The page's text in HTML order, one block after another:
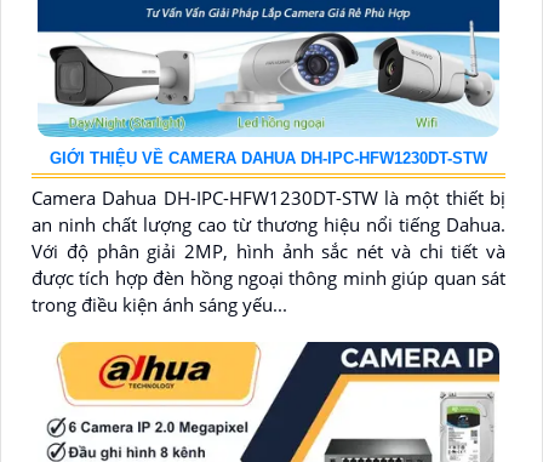
GIỚI THIỆU VỀ CAMERA DAHUA DH-IPC-HFW1230DT-STW
Camera Dahua DH-IPC-HFW1230DT-STW là một thiết bị
an ninh chất lượng cao từ thương hiệu nổi tiếng Dahua.
Với độ phân giải 2MP, hình ảnh sắc nét và chi tiết và
được tích hợp đèn hồng ngoại thông minh giúp quan sát
trong điều kiện ánh sáng yếu...